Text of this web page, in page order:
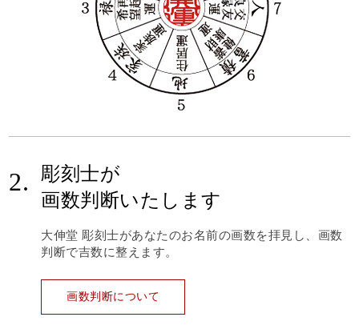
2.
彫刻士が
画数判断いたします
大伸堂 彫刻士があなたのお名前の画数を拝見し、画数
判断で吉数に整えます。
画数判断について